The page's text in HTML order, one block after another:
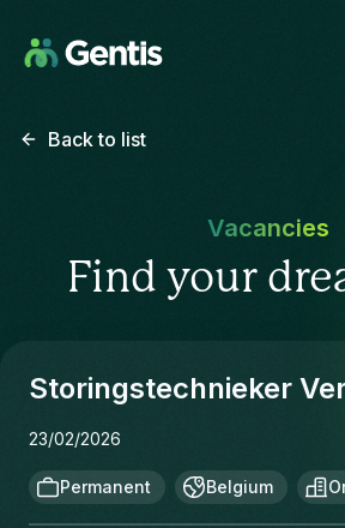
Back to list
Vacancies
Find your
Storingstechnieker
23/02/2026
Permanent Belgium